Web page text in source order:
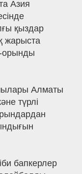
Азия
қыздар
жарыста
орынды
Алматы
түрлі
бапкерлер